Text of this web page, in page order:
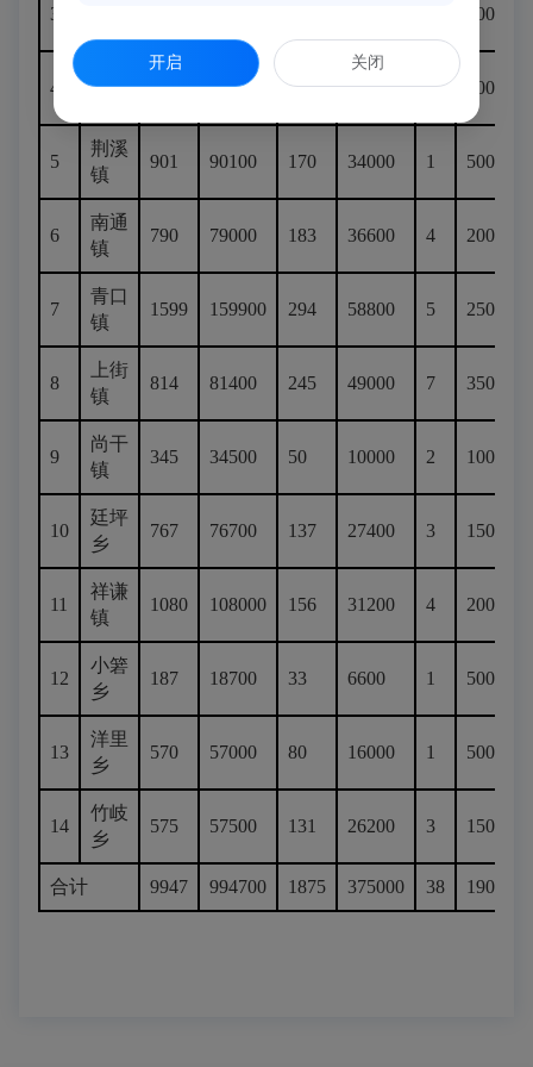
3 2000
4 590 59000 71 14200 2 1000
5
荆溪
镇
901 90100 170 34000 1 500
6
南通
镇
790 79000 183 36600 4 2000
7
青口
镇
1599 159900 294 58800 5 2500
8
上街
镇
814 81400 245 49000 7 3500
9
尚干
镇
345 34500 50 10000 2 1000
10
廷坪
乡
767 76700 137 27400 3 1500
11
祥谦
镇
1080 108000 156 31200 4 2000
12
小箬
乡
187 18700 33 6600 1 500
13
洋里
乡
570 57000 80 16000 1 500
14
竹岐
乡
575 57500 131 26200 3 1500
合计 9947 994700 1875 375000 38 19000
开启 关闭